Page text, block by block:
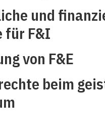
und
für F&I
von F&E
beim